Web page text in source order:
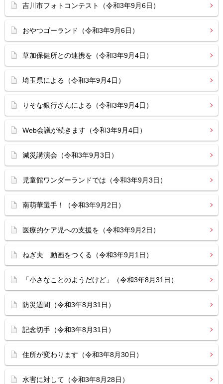
吉川市フォトコンテスト（令和3年9月6日）
おやつゴーランド（令和3年9月6日）
草加保健所との連携を（令和3年9月4日）
埼玉県による（令和3年9月4日）
りそな銀行さんによる（令和3年9月4日）
Web会議が続きます（令和3年9月4日）
減災講演会（令和3年9月3日）
児童館ワンダーランドでは（令和3年9月3日）
南萌華選手！（令和3年9月2日）
医療的ケア児への支援を（令和3年9月2日）
ねぎ夫 動画をつくる（令和3年9月1日）
「小さなことのようだけど」（令和3年8月31日）
防災週間（令和3年8月31日）
記念切手（令和3年8月31日）
住所が変わります（令和3年8月30日）
水害に対して（令和3年8月28日）